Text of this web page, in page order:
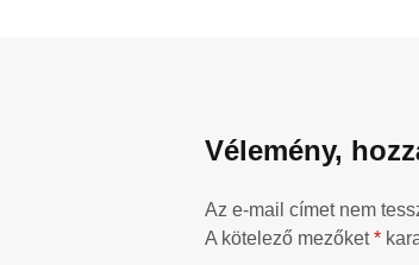
Vélemény,
Az e-mail címet nem
A kötelező mezőket*